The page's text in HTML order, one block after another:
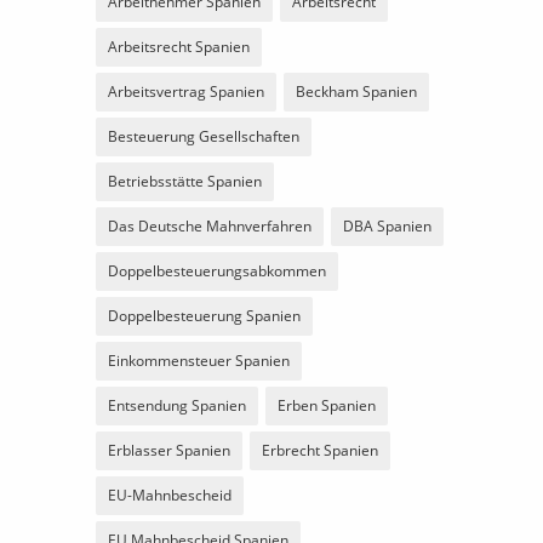
Arbeitsrecht Spanien
Arbeitsvertrag Spanien Beckham Spanien
Besteuerung Gesellschaften
Betriebsstätte Spanien
Das Deutsche Mahnverfahren DBA Spanien
Doppelbesteuerungsabkommen
Doppelbesteuerung Spanien
Einkommensteuer Spanien
Entsendung Spanien Erben Spanien
Erblasser Spanien Erbrecht Spanien
EU-Mahnbescheid